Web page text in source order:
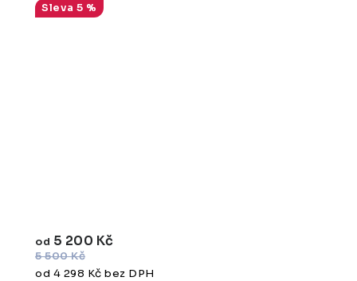
5 %
od 4 298 Kč bez DPH
od 5 200 Kč
5 500 Kč